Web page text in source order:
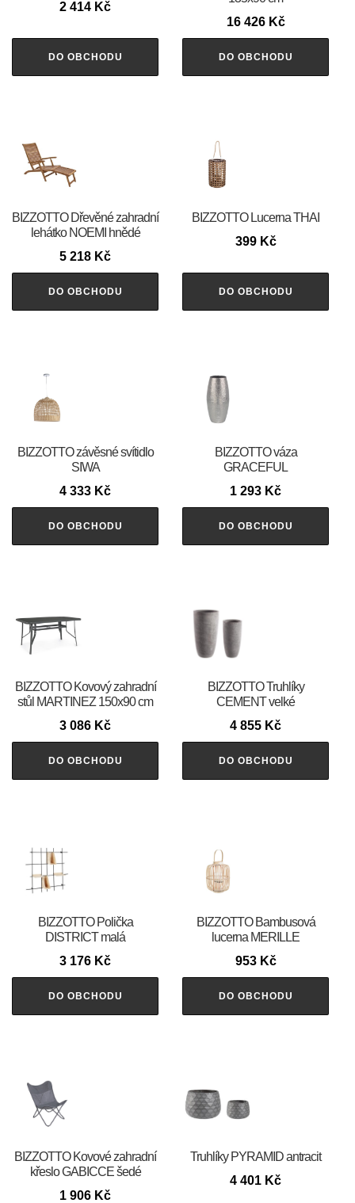
2 414 Kč
DO OBCHODU
16 426 Kč
DO OBCHODU
BIZZOTTO Dřevěné zahradní
lehátko NOEMI hnědé
5 218 Kč
DO OBCHODU
BIZZOTTO Lucerna THAI
399 Kč
DO OBCHODU
BIZZOTTO závěsné svítidlo
SIWA
4 333 Kč
DO OBCHODU
BIZZOTTO váza
GRACEFUL
1 293 Kč
DO OBCHODU
BIZZOTTO Kovový zahradní
stůl MARTINEZ 150x90 cm
3 086 Kč
DO OBCHODU
BIZZOTTO Truhlíky
CEMENT velké
4 855 Kč
DO OBCHODU
BIZZOTTO Polička
DISTRICT malá
3 176 Kč
DO OBCHODU
BIZZOTTO Bambusová
lucerna MERILLE
953 Kč
DO OBCHODU
BIZZOTTO Kovové zahradní
křeslo GABICCE šedé
1 906 Kč
Truhlíky PYRAMID antracit
4 401 Kč